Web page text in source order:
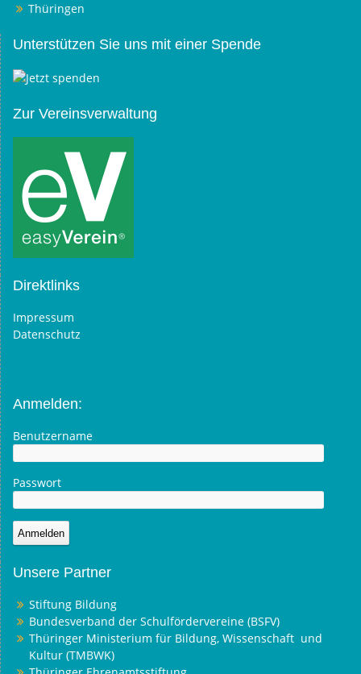
Thüringen
Unterstützen Sie uns mit einer Spende
Zur Vereinsverwaltung
Direktlinks
Impressum
Datenschutz
Anmelden:
Benutzername
Passwort
Unsere Partner
Stiftung Bildung
Bundesverband der Schulfördervereine (BSFV)
Thüringer Ministerium für Bildung, Wissenschaft und
Kultur (TMBWK)